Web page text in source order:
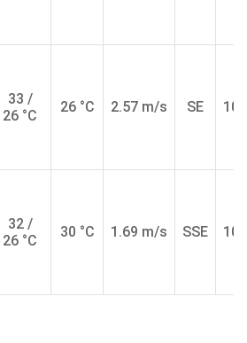
33 /
26 °C
26 °C 2.57 m/s SE
32 /
26 °C
30 °C 1.69 m/s SSE